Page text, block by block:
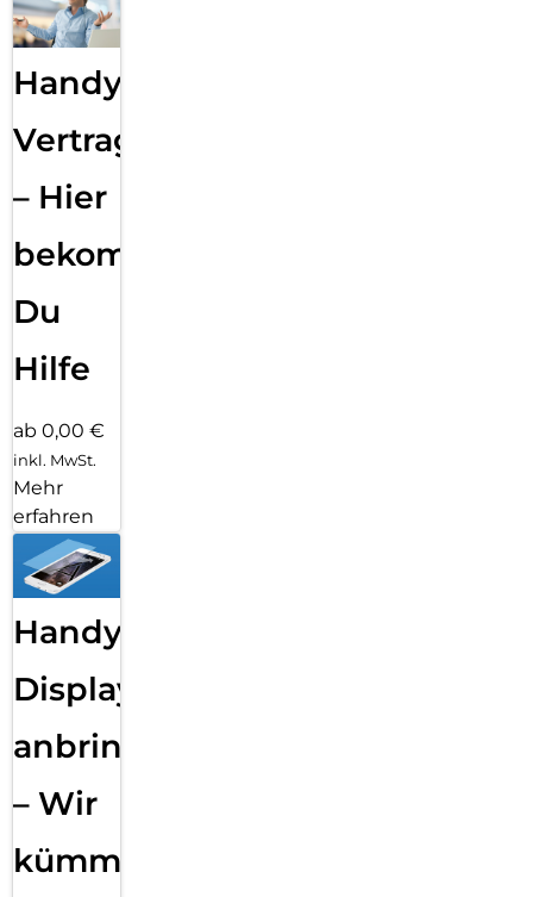
Handy
Vertragsabwicklung
– Hier
bekommst
Du
Hilfe
ab 0,00 €
inkl. MwSt.
Mehr
erfahren
Handy
Displayfolie
anbringen
– Wir
kümmern